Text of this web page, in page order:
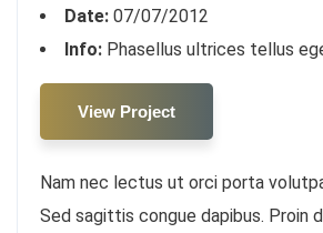
Date: 07/07/2012
Info: Phasellus ultrices tellus
View Project
Nam nec lectus ut orci porta
Sed sagittis congue dapibus. Proin